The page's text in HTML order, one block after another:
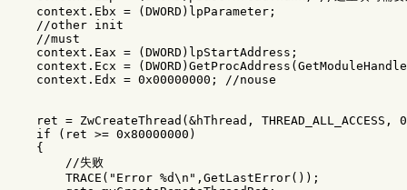
    context.Ebx = (DWORD)lpParameter;
    //other init
    //must
    context.Eax = (DWORD)lpStartAddress;
context.Ecx =
    context.Edx = 0x00000000; //nouse
ret = ZwCreateThread(&hThread,
    if (ret >= 0x80000000)
    {
        //失败
        TRACE("Error %d\n",GetLastError());